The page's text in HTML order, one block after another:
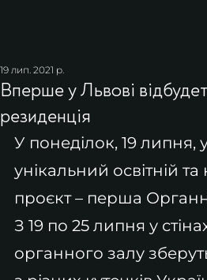
Вперше у Львові
резиденція
19 лип. 2021 р.
У понеділок, 19 липня,
унікальний освітній
проєкт – перша
З 19 по 25 липня у
органного залу